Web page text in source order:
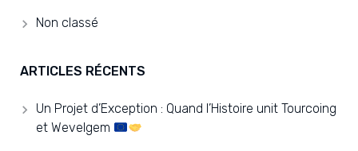
Non classé
ARTICLES RÉCENTS
Un Projet d’Exception : Quand l’Histoire unit Tourcoing
et Wevelgem